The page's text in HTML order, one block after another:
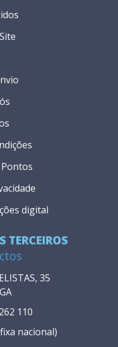
TERCEIROS
35
110
nacional)
digital